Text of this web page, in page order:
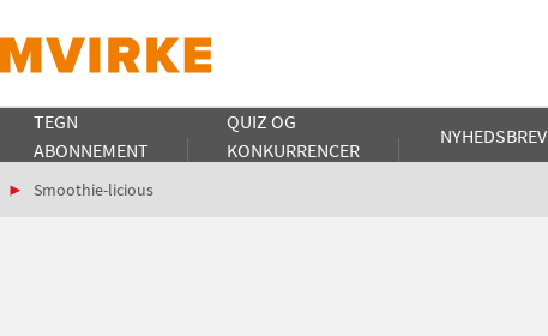
TEGN
ABONNEMENT
QUIZ OG
KONKURRENCER
NYHEDSBREV
Smoothie-licious